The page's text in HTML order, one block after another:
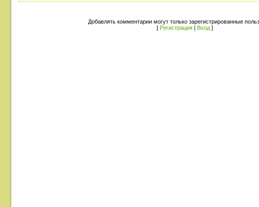
Добавлять комментарии могут только зарегистрированные
[ Регистрация | Вход ]